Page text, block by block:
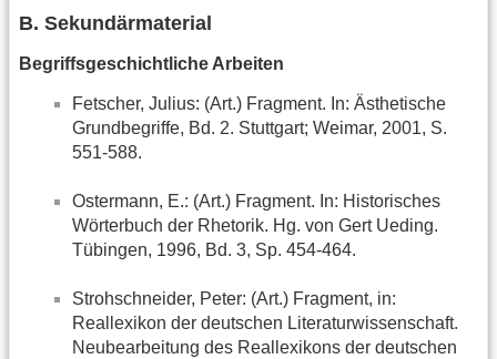
B. Sekundärmaterial
Begriffsgeschichtliche Arbeiten
Fetscher, Julius: (Art.) Fragment. In: Ästhetische
Grundbegriffe, Bd. 2. Stuttgart; Weimar, 2001, S.
551-588.
Ostermann, E.: (Art.) Fragment. In: Historisches
Wörterbuch der Rhetorik. Hg. von Gert Ueding.
Tübingen, 1996, Bd. 3, Sp. 454-464.
Strohschneider, Peter: (Art.) Fragment, in:
Reallexikon der deutschen Literaturwissenschaft.
Neubearbeitung des Reallexikons der deutschen